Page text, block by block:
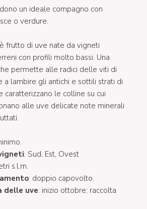
un ideale compagno con
o verdure.
frutto di uve nate da vigneti
con profili molto bassi. Una
permette alle radici delle viti di
a lambire gli antichi e sottili strati di
caratterizzano le colline su cui
alle uve delicate note minerali
: Sud, Est, Ovest
s.l.m.
: doppio capovolto.
delle uve: inizio ottobre; raccolta